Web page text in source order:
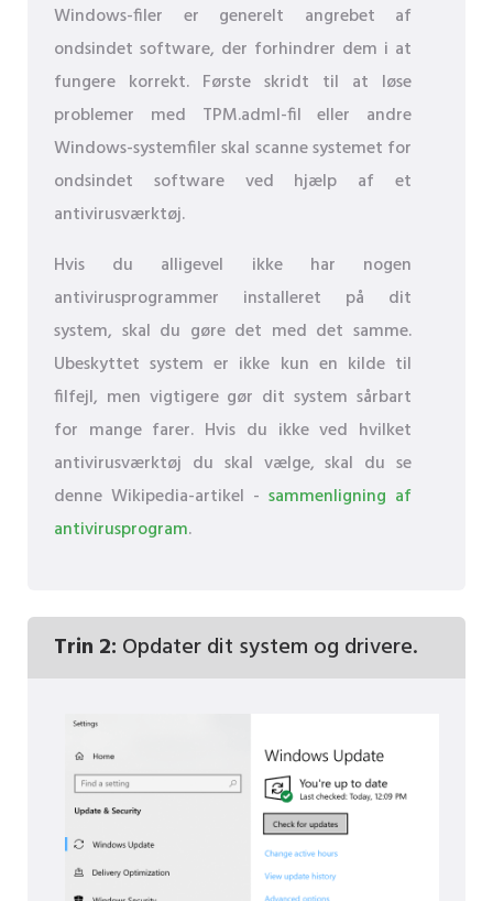
Windows-filer er generelt angrebet af
ondsindet software, der forhindrer dem i at
fungere korrekt. Første skridt til at løse
problemer med TPM.adml-fil eller andre
Windows-systemfiler skal scanne systemet for
ondsindet software ved hjælp af et
antivirusværktøj.
Hvis du alligevel ikke har nogen
antivirusprogrammer installeret på dit
system, skal du gøre det med det samme.
Ubeskyttet system er ikke kun en kilde til
filfejl, men vigtigere gør dit system sårbart
for mange farer. Hvis du ikke ved hvilket
antivirusværktøj du skal vælge, skal du se
denne Wikipedia-artikel - sammenligning af
antivirusprogram.
Trin 2: Opdater dit system og drivere.